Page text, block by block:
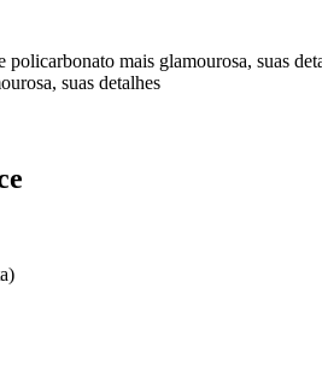
policarbonato mais glamourosa, suas
suas detalhes